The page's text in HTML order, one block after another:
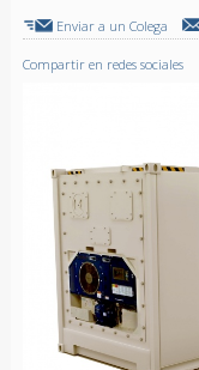
Enviar a un Colega
Compartir en redes sociales